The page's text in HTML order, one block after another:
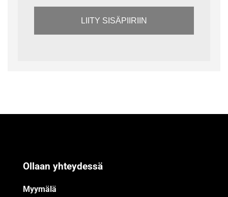
LIITY SISÄPIIRIIN
Ollaan yhteydessä
Myymälä